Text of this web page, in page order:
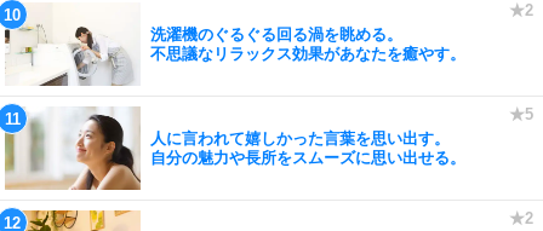
洗濯機のぐるぐる回る渦を眺める。
不思議なリラックス効果があなたを癒やす。
人に言われて嬉しかった言葉を思い出す。
自分の魅力や長所をスムーズに思い出せる。